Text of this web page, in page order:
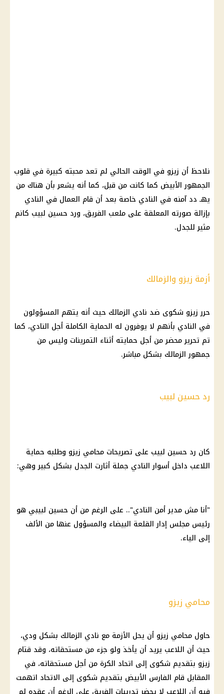
نلاحظ أن زيزو في الوقت الحالي لم تعد محبته كبيرة في قلوب
الجمهور الأبيض كما كانت من قبل، كما أنه يشعر بأن هناك من
يهـ دد آمنه في النادي خاصة بعد أن قام العمال في النادي
بإزالة صورته المعلقة على ملعب الفريق، ورد حسين لبيب كانم
مثير للجدل.
أزمة زيزو والزمالك
حررزيزو شكوى ضد نادي الزمالك حيث أنه يتهم المسؤولون
في النادي بأنهم لا يوفرون له الحماية الكاملة أجل النادي، كما
تم تحرير محضر من أجل حمايته أثناء التمرينات وليس من
جمهورالزمالك بشكل مباشر.
رد حسين لبيب
كان رد حسين لبيب على تصريحات محامي زيزو وطلبه حماية
اللاعب داخل أسوار النادي جملة أثارت الجدل بشكل كبير وهي:
"أنا مش مدير أمن النادي".. على الرغم من أن حسين لبيبي هو
رئيس مجلس إدار القلعة البيضاء والمسؤول عنها من الألف
إلى الياء.
محامي زيزو
حاول محامي زيزو أن يحل الأزمة مع نادي الزمالك بشكل ودي،
حيث أن اللاعب يريد أن يأخذ ولو جزء من مستحقاته، وقد قتام
زيزو بتقديم شكوى إلى اتحاد الكرة من أجل مستحقاته، في
المقابل قام الفارس الأبيض بتقديم شكوى إلى الاتحاد اتهمت